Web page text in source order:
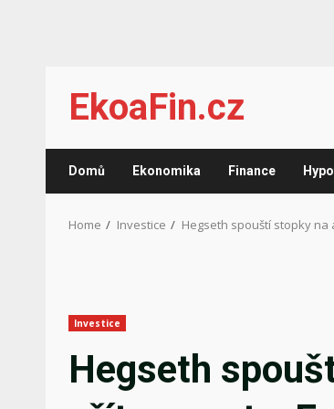
content
EkoaFin.cz
Domů Ekonomika Finance
Home Investice Hegseth spouští stopky
Investice
Hegseth